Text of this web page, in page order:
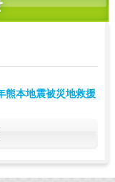
熊本地震被災地救援